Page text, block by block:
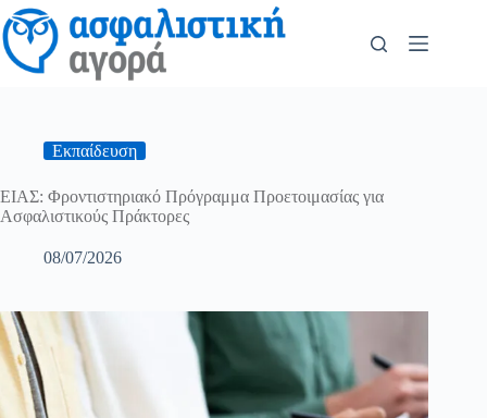
Εκπαίδευση
ΕΙΑΣ: Φροντιστηριακό Πρόγραμμα Προετοιμασίας για
Ασφαλιστικούς Πράκτορες
08/07/2026